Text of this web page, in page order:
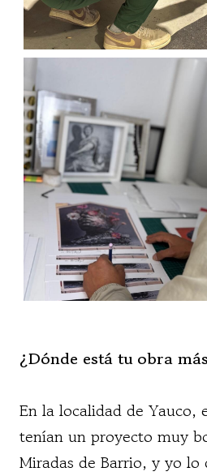
¿Dónde está tu obra
En la localidad de Yauco,
tenían un proyecto muy
Miradas de Barrio, y yo